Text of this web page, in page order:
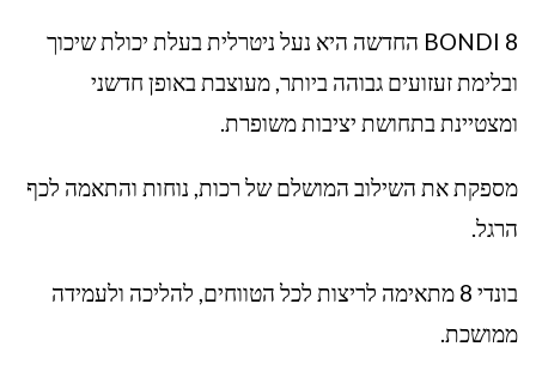
BONDI 8 החדשה היא נעל ניטרלית בעלת יכולת שיכוך
ובלימת זעזועים גבוהה ביותר, מעוצבת באופן חדשני
ומצטיינת בתחושת יציבות משופרת.
מספקת את השילוב המושלם של רכות, נוחות והתאמה לכף
הרגל.
בונדי 8 מתאימה לריצות לכל הטווחים, להליכה ולעמידה
ממושכת.